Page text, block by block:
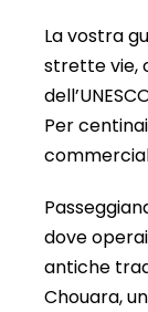
La vostra
strette vie,
Per
dove
antiche
Chouara,